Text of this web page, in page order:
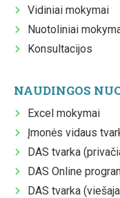
Vidiniai mokymai
Nuotoliniai
Konsultacijos
NAUDINGOS
Excel mokymai
Įmonės vidaus
DAS tvarka
DAS Online
DAS tvarka